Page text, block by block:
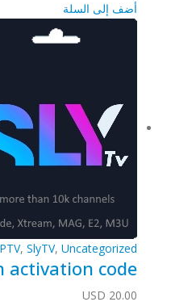
أضف إلى السلة
, SlyTV, Uncategorized
activation code
USD 20.00